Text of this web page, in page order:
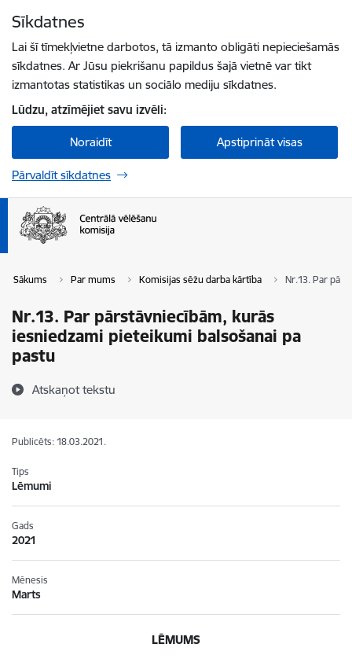
Sīkdatnes
Lai šī tīmekļvietne darbotos, tā izmanto obligāti nepieciešamās
sīkdatnes. Ar Jūsu piekrišanu papildus šajā vietnē var tikt
izmantotas statistikas un sociālo mediju sīkdatnes.
Lūdzu, atzīmējiet savu izvēli:
Noraidīt Apstiprināt visas
Pārvaldīt sīkdatnes
Sākums Par mums Komisijas sēžu darba kārtība Nr.13. Par
Nr.13. Par pārstāvniecībām, kurās
iesniedzami pieteikumi balsošanai pa
pastu
Atskaņot tekstu
Publicēts: 18.03.2021.
Tips
Lēmumi
Gads
2021
Mēnesis
Marts
LĒMUMS